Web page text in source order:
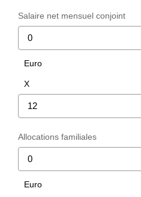
Salaire net mensuel conjoint
Euro
X
Allocations familiales
Euro